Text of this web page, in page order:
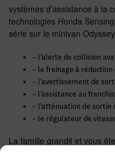
systèmes d’assistance à la
technologies Honda
série sur le minivan
– l’alerte de collision
– le freinage à réduction
– l’avertissement de
– l’assistance au
– l’atténuation de sortie
– le régulateur de
La famille grandit et vous